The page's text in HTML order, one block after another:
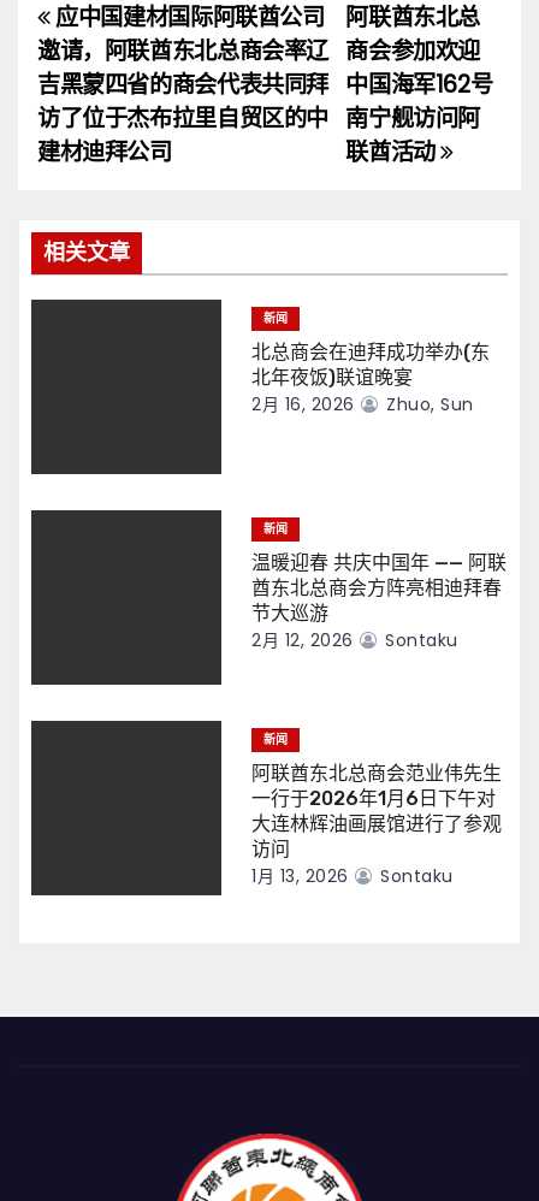
文
章
导
阿联酋东北总
商会参加欢迎
中国海军162号
南宁舰访问阿
联酋活动
应中国建材国际阿联酋公司
邀请，阿联酋东北总商会率辽
吉黑蒙四省的商会代表共同拜
访了位于杰布拉里自贸区的中
建材迪拜公司
相关文章
新闻
北总商会在迪拜成功举办(东
北年夜饭)联谊晚宴
2月 16, 2026 Zhuo, Sun
新闻
温暖迎春 共庆中国年 —— 阿联
酋东北总商会方阵亮相迪拜春
节大巡游
2月 12, 2026 Sontaku
新闻
阿联酋东北总商会范业伟先生
一行于2026年1月6日下午对
大连林辉油画展馆进行了参观
访问
1月 13, 2026 Sontaku